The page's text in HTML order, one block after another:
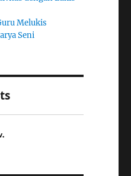
Melukis
Seni